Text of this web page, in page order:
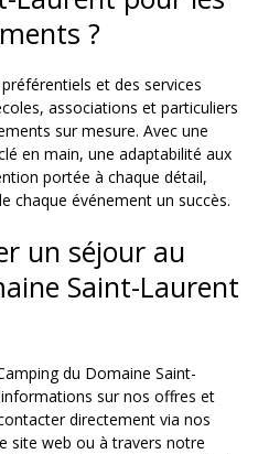
?
et des services
associations et particuliers
sur mesure. Avec une
en main, une adaptabilité aux
portée à chaque détail,
chaque événement un succès.
un séjour au
Saint-Laurent
du Domaine Saint-
sur nos offres et
directement via nos
site web ou à travers notre